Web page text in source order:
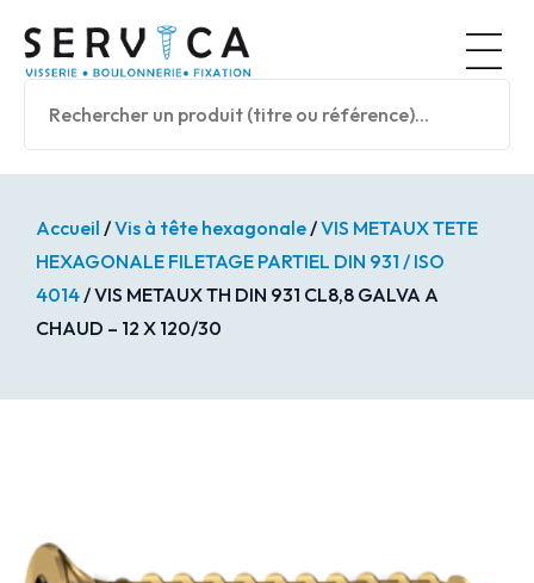
Accueil /Vis à tête hexagonale/VIS METAUX TETE
HEXAGONALE FILETAGE PARTIEL DIN 931 / ISO
4014/ VIS METAUX TH DIN 931 CL8,8 GALVA A
CHAUD – 12 X 120/30